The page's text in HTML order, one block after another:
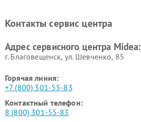
пылесосов Midea
Midea
Контакты сервис центра
Адрес сервисного центра Midea:
г. Благовещенск, ул. Шевченко, 85
Горячая линия:
+7 (800) 301-55-83
Контактный телефон:
8 (800) 301-55-83